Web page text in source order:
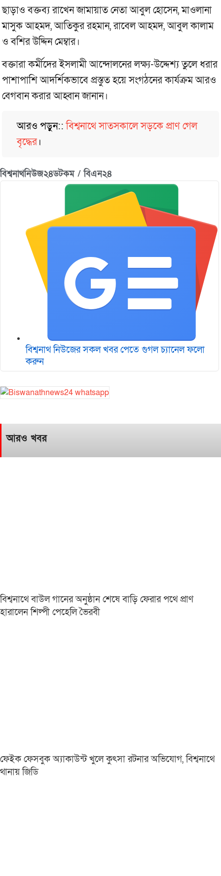
ছাড়াও বক্তব্য রাখেন জামায়াত নেতা আবুল হোসেন, মাওলানা
মাসুক আহমদ, আতিকুর রহমান, রাবেল আহমদ, আবুল কালাম
ও বশির উদ্দিন মেম্বার।
বক্তারা কর্মীদের ইসলামী আন্দোলনের লক্ষ্য-উদ্দেশ্য তুলে ধরার
পাশাপাশি আদর্শিকভাবে প্রস্তুত হয়ে সংগঠনের কার্যক্রম আরও
বেগবান করার আহ্বান জানান।
আরও পড়ুন::বিশ্বনাথে সাতসকালে সড়কে প্রাণ গেল
বৃদ্ধের।
বিশ্বনাথনিউজ২৪ডটকম / বিএন২৪
বিশ্বনাথ নিউজের সকল খবর পেতে গুগল চ‌্যানেল ফলো
করুন
আরও খবর
বিশ্বনাথে বাউল গানের অনুষ্ঠান শেষে বাড়ি ফেরার পথে প্রাণ
হারালেন শিল্পী পেহেলি ভৈরবী
ফেইক ফেসবুক অ্যাকাউন্ট খুলে কুৎসা রটনার অভিযোগ, বিশ্বনাথে
থানায় জিডি